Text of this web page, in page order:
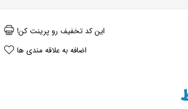
این کد تخفیف رو پرینت کن!
اضافه به علاقه مندی ها